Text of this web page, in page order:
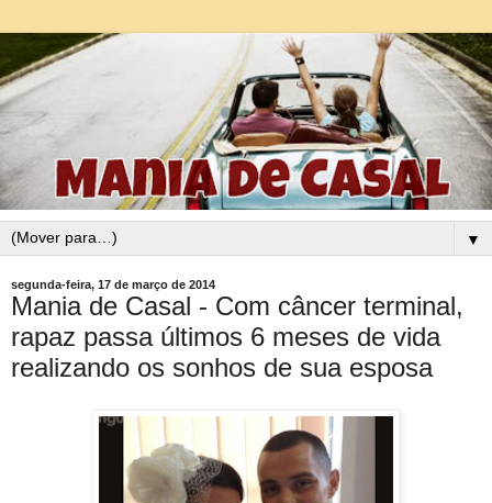
▼
segunda-feira, 17 de março de 2014
Mania de Casal - Com câncer terminal,
rapaz passa últimos 6 meses de vida
realizando os sonhos de sua esposa